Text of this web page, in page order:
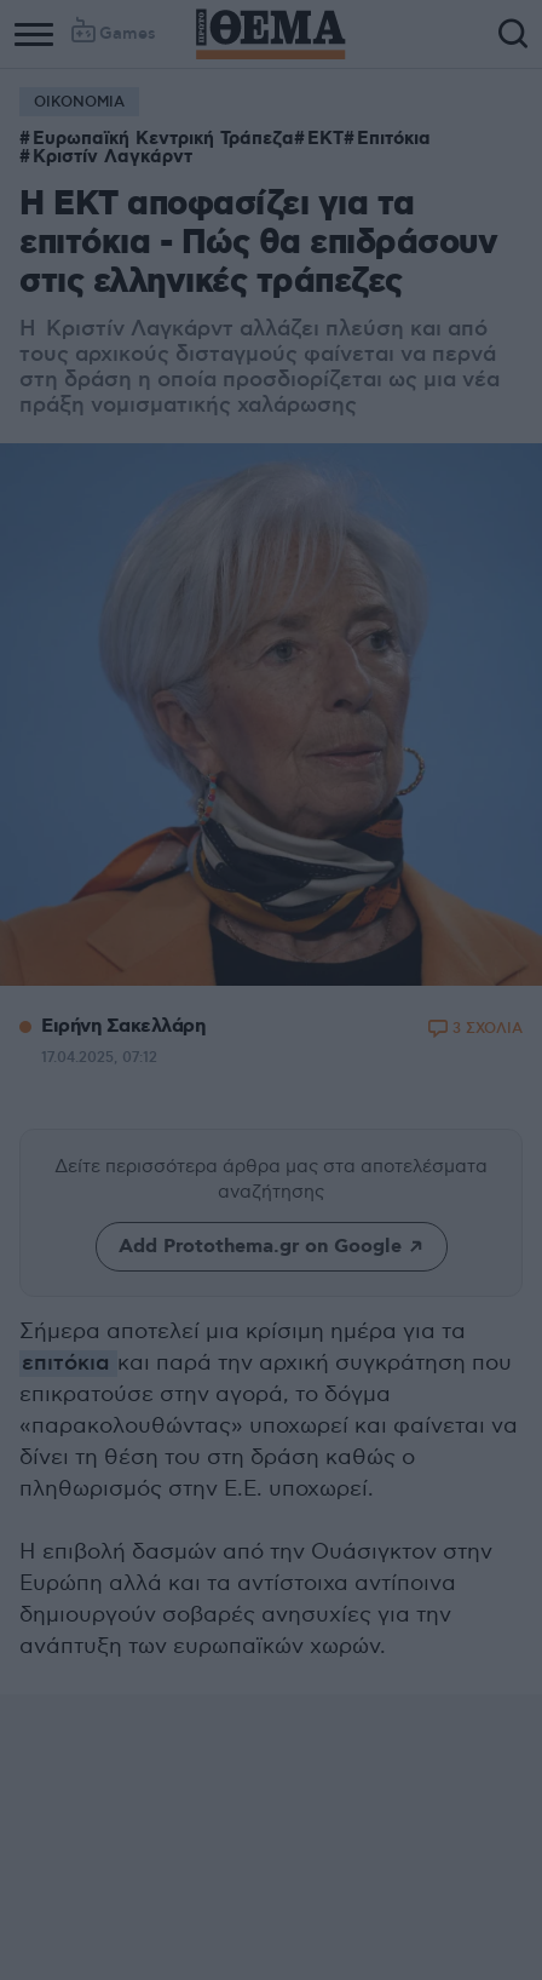
Games
ΟΙΚΟΝΟΜΙΑ
Ευρωπαϊκή Κεντρική Τράπεζα ΕΚΤ Επιτόκια
Κριστίν Λαγκάρντ
Η ΕΚΤ αποφασίζει για τα
επιτόκια - Πώς θα επιδράσουν
στις ελληνικές τράπεζες
Η Κριστίν Λαγκάρντ αλλάζει πλεύση και από
τους αρχικούς δισταγμούς φαίνεται να περνά
στη δράση η οποία προσδιορίζεται ως μια νέα
πράξη νομισματικής χαλάρωσης
Ειρήνη Σακελλάρη
17.04.2025, 07:12
3 ΣΧΟΛΙΑ
Δείτε περισσότερα άρθρα μας στα αποτελέσματα
αναζήτησης
Add Protothema.gr on Google
Σήμερα αποτελεί μια κρίσιμη ημέρα για τα
επιτόκια και παρά την αρχική συγκράτηση που
επικρατούσε στην αγορά, το δόγμα
«παρακολουθώντας» υποχωρεί και φαίνεται να
δίνει τη θέση του στη δράση καθώς ο
πληθωρισμός στην Ε.Ε. υποχωρεί.
Η επιβολή δασμών από την Ουάσιγκτον στην
Ευρώπη αλλά και τα αντίστοιχα αντίποινα
δημιουργούν σοβαρές ανησυχίες για την
ανάπτυξη των ευρωπαϊκών χωρών.